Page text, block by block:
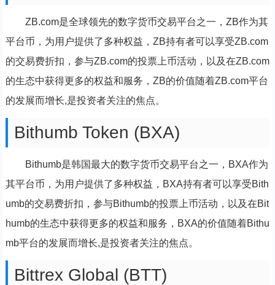
ZB.com是全球领先的数字货币交易平台之一，ZB作为其
平台币，为用户提供了多种权益，ZB持有者可以享受ZB.com
的交易费折扣，参与ZB.com的投票上币活动，以及在ZB.com
的生态中获得更多的权益和服务，ZB的价值随着ZB.com平台
的发展而增长,是投资者关注的焦点。
Bithumb Token (BXA)
Bithumb是韩国最大的数字货币交易平台之一，BXA作为
其平台币，为用户提供了多种权益，BXA持有者可以享受Bith
umb的交易费折扣，参与Bithumb的投票上币活动，以及在Bit
humb的生态中获得更多的权益和服务，BXA的价值随着Bithu
mb平台的发展而增长,是投资者关注的焦点。
Bittrex Global (BTT)